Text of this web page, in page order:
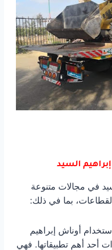
السيد
في مجالات متنوعة
القطاعات، بما في ذلك:
أوناش إبراهيم
أحد أهم تطبيقاتها. فهي